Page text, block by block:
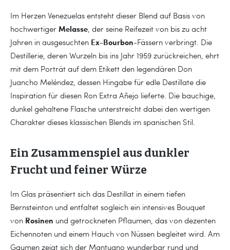
Im Herzen Venezuelas entsteht dieser Blend auf Basis von
hochwertiger Melasse , der seine Reifezeit von bis zu acht
Jahren in ausgesuchten Ex-Bourbon-Fässern verbringt. Die
Destillerie, deren Wurzeln bis ins Jahr 1959 zurückreichen, ehrt
mit dem Porträt auf dem Etikett den legendären Don
Juancho Meléndez, dessen Hingabe für edle Destillate die
Inspiration für diesen Ron Extra Añejo lieferte. Die bauchige,
dunkel gehaltene Flasche unterstreicht dabei den wertigen
Charakter dieses klassischen Blends im spanischen Stil.
Ein Zusammenspiel aus dunkler
Frucht und feiner Würze
Im Glas präsentiert sich das Destillat in einem tiefen
Bernsteinton und entfaltet sogleich ein intensives Bouquet
von Rosinen und getrockneten Pflaumen, das von dezenten
Eichennoten und einem Hauch von Nüssen begleitet wird. Am
Gaumen zeigt sich der Mantuano wunderbar rund und